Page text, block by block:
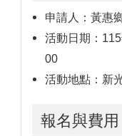
申請人：黃惠
活動日期：
00
活動地點：新
報名與費用